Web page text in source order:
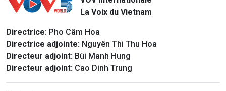
La Voix du Vietnam
Directrice: Pho Câm Hoa
Directrice adjointe: Nguyên Thi Thu Hoa
Directeur adjoint: Bùi Manh Hung
Directeur adjoint: Cao Dinh Trung